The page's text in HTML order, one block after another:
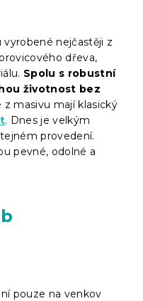
vyrobené nejčastěji z
dřeva,
Spolu s robustní
životnost bez
z masivu mají klasický
. Dnes je velkým
provedení.
pevné, odolné a
pouze na venkov